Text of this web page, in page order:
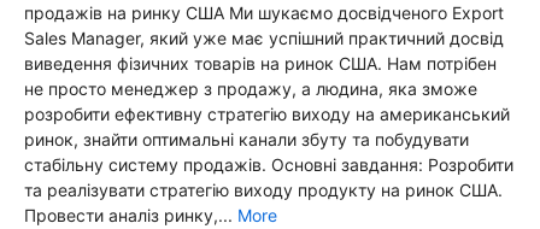
продажів на ринку США Ми шукаємо досвідченого Export
Sales Manager, який уже має успішний практичний досвід
виведення фізичних товарів на ринок США. Нам потрібен
не просто менеджер з продажу, а людина, яка зможе
розробити ефективну стратегію виходу на американський
ринок, знайти оптимальні канали збуту та побудувати
стабільну систему продажів. Основні завдання: Розробити
та реалізувати стратегію виходу продукту на ринок США.
Провести аналіз ринку,... More